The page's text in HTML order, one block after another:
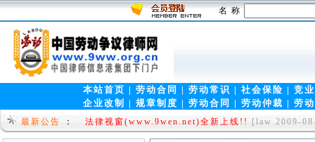
名 称
本站首页 | 劳动合同 | 劳动常识 | 社会保险 | 竞
企业改制
| 规章制度 | 劳动合同 | 劳动仲裁 | 劳
最新公告 ：
就问网www.9wen.org-中国第一律师门户！ [law
法律视窗(www.9wen.net)全新上线!!
[law 2009-